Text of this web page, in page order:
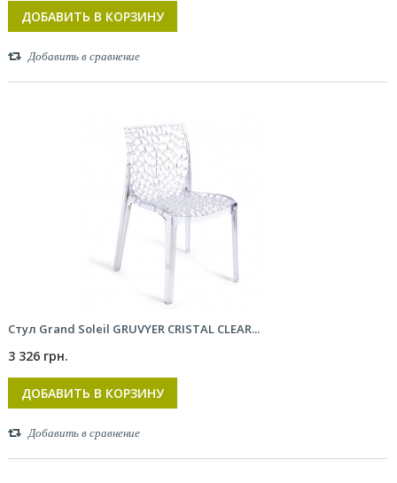
ДОБАВИТЬ В КОРЗИНУ
Добавить в сравнение
Стул Grand Soleil GRUVYER CRISTAL CLEAR...
3 326 грн.
ДОБАВИТЬ В КОРЗИНУ
Добавить в сравнение